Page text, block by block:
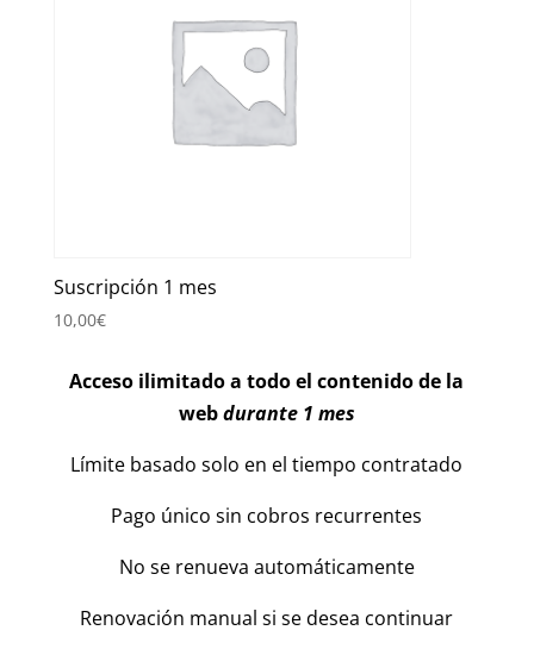
Suscripción 1 mes
10,00€
Acceso ilimitado a todo el contenido de la
webdurante 1 mes
Límite basado solo en el tiempo contratado
Pago único sin cobros recurrentes
No se renueva automáticamente
Renovación manual si se desea continuar